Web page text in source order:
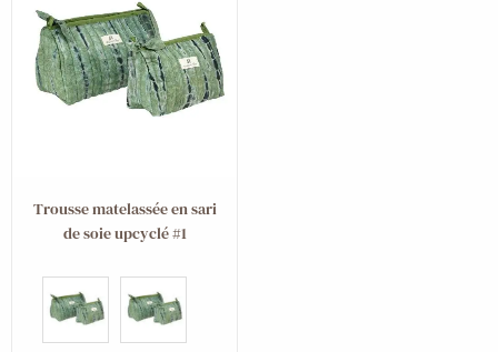
Trousse matelassée en sari
de soie upcyclé #1
39,00 €